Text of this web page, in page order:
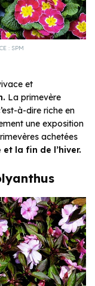
: SPM
et
La primevère
à-dire riche en
une exposition
achetées
la fin de l’hiver.